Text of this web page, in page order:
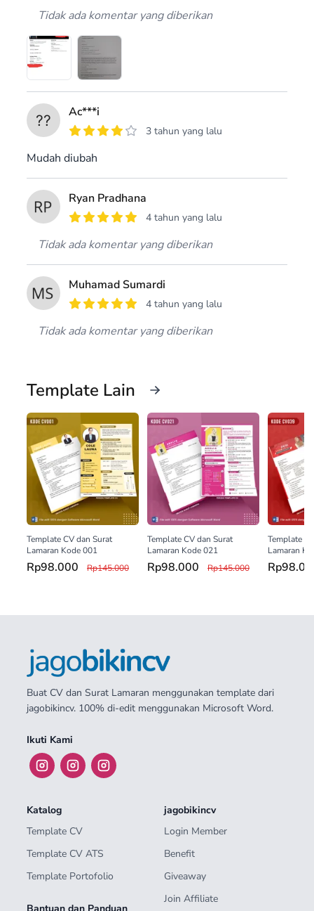
Tidak ada komentar yang diberikan
Ac***i
3 tahun yang lalu
Mudah diubah
Ryan Pradhana
4 tahun yang lalu
Tidak ada komentar yang diberikan
Muhamad Sumardi
4 tahun yang lalu
Tidak ada komentar yang diberikan
Template Lain
Template CV dan Surat
Lamaran Kode 001
Rp98.000 Rp145.000
Template CV dan Surat
Lamaran Kode 021
Rp98.000 Rp145.000
Template
Lamaran
Buat CV dan Surat Lamaran menggunakan template dari
jagobikincv. 100% di-edit menggunakan Microsoft Word.
Ikuti Kami
Katalog
Template CV
Template CV ATS
Template Portofolio
jagobikincv
Login Member
Benefit
Giveaway
Join Affiliate